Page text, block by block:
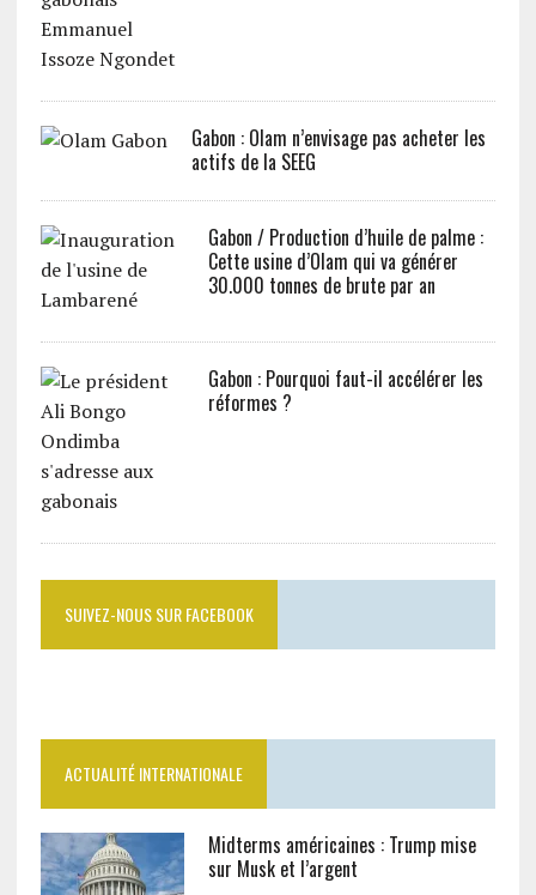
Gabon : Olam n’envisage pas acheter les
actifs de la SEEG
Gabon / Production d’huile de palme :
Cette usine d’Olam qui va générer
30.000 tonnes de brute par an
Gabon : Pourquoi faut-il accélérer les
réformes ?
SUIVEZ-NOUS SUR FACEBOOK
ACTUALITÉ INTERNATIONALE
Midterms américaines : Trump mise
sur Musk et l’argent